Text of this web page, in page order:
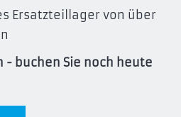
Ersatzteillager von über
- buchen Sie noch heute